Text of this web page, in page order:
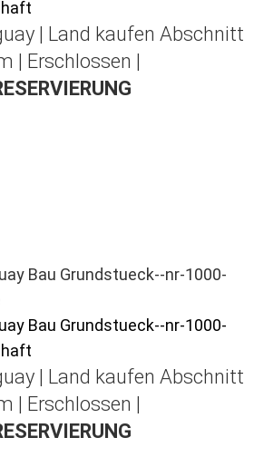
| Land kaufen Abschnitt
| Erschlossen |
| Land kaufen Abschnitt
| Erschlossen |